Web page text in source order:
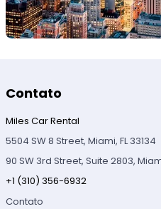
Contato
Miles Car Rental
5504 SW 8 Street, Miami, FL 33134
90 SW 3rd Street, Suite 2803,
+1 (310) 356-6932
Contato